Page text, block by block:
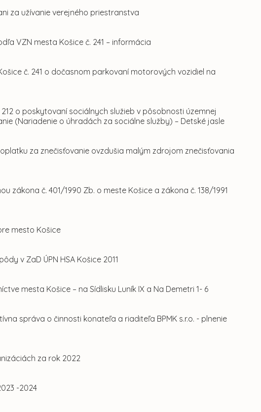
za užívanie verejného priestranstva
VZN mesta Košice č. 241 – informácia
č. 241 o dočasnom parkovaní motorových vozidiel na
o poskytovaní sociálnych služieb v pôsobnosti územnej
(Nariadenie o úhradách za sociálne služby) – Detské jasle
za znečisťovanie ovzdušia malým zdrojom znečisťovania
zákona č. 401/1990 Zb. o meste Košice a zákona č. 138/1991
mesto Košice
v ZaD ÚPN HSA Košice 2011
mesta Košice – na Sídlisku Luník IX a Na Demetri 1- 6
správa o činnosti konateľa a riaditeľa BPMK s.r.o. - plnenie
za rok 2022
-2024